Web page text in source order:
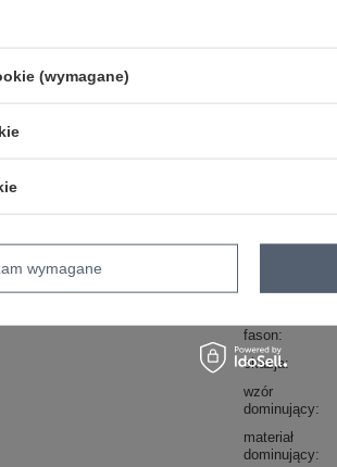
fason
okazja
wzór
dominujący
materiał
dominujący
(wymagane)
wymagane